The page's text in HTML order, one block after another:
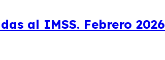
al IMSS. Febrero 2026